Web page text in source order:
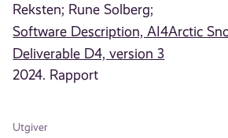
Reksten; Rune Solberg;
Software Description, AI4Arctic
Deliverable D4, version 3
2024. Rapport
Utgiver